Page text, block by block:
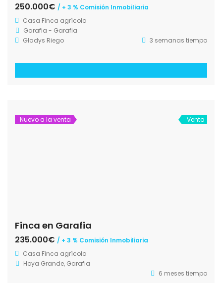
250.000€ / + 3 % Comisión Inmobiliaria
Casa Finca agrícola
Garafia - Garafia
Gladys Riego
3 semanas tiempo
Nuevo a la venta Venta
Finca en Garafia
235.000€ / + 3 % Comisión Inmobiliaria
Casa Finca agrícola
Hoya Grande, Garafia
6 meses tiempo